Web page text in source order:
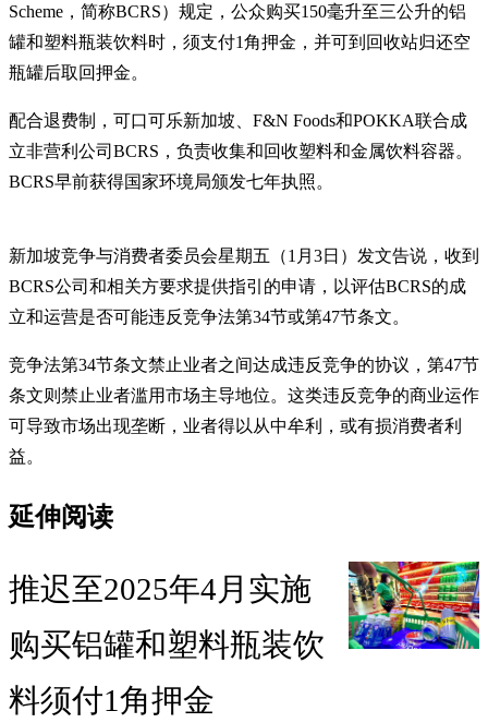
Scheme，简称BCRS）规定，公众购买150毫升至三公升的铝
罐和塑料瓶装饮料时，须支付1角押金，并可到回收站归还空
瓶罐后取回押金。
配合退费制，可口可乐新加坡、F&N Foods和POKKA联合成
立非营利公司BCRS，负责收集和回收塑料和金属饮料容器。
BCRS早前获得国家环境局颁发七年执照。
新加坡竞争与消费者委员会星期五（1月3日）发文告说，收到
BCRS公司和相关方要求提供指引的申请，以评估BCRS的成
立和运营是否可能违反竞争法第34节或第47节条文。
竞争法第34节条文禁止业者之间达成违反竞争的协议，第47节
条文则禁止业者滥用市场主导地位。这类违反竞争的商业运作
可导致市场出现垄断，业者得以从中牟利，或有损消费者利
益。
延伸阅读
推迟至2025年4月实施
购买铝罐和塑料瓶装饮
料须付1角押金